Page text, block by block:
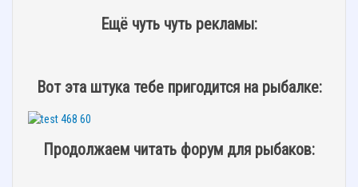
Ещё чуть чуть рекламы:
Вот эта штука тебе пригодится на рыбалке:
Продолжаем читать форум для рыбаков: